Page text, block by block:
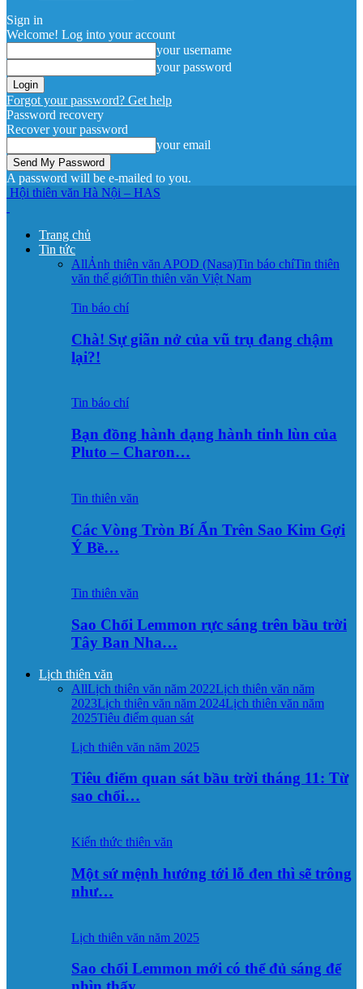
Sign in
Welcome! Log into your account
your username
your password
Forgot your password? Get help
Password recovery
Recover your password
your email
A password will be e-mailed to you.
Hội thiên văn Hà Nội – HAS
Trang chủ
Tin tức
AllẢnh thiên văn APOD (Nasa)Tin báo chíTin thiên
văn thế giớiTin thiên văn Việt Nam
Tin báo chí
Chà! Sự giãn nở của vũ trụ đang chậm
lại?!
Tin báo chí
Bạn đồng hành dạng hành tinh lùn của
Pluto – Charon…
Tin thiên văn
Các Vòng Tròn Bí Ẩn Trên Sao Kim Gợi
Ý Bề…
Tin thiên văn
Sao Chổi Lemmon rực sáng trên bầu trời
Tây Ban Nha…
Lịch thiên văn
AllLịch thiên văn năm 2022Lịch thiên văn năm
2023Lịch thiên văn năm 2024Lịch thiên văn năm
2025Tiêu điểm quan sát
Lịch thiên văn năm 2025
Tiêu điểm quan sát bầu trời tháng 11: Từ
sao chổi…
Kiến thức thiên văn
Một sứ mệnh hướng tới lỗ đen thì sẽ trông
như…
Lịch thiên văn năm 2025
Sao chổi Lemmon mới có thể đủ sáng để